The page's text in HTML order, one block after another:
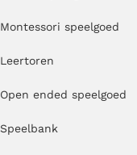
Montessori speelgoed
Leertoren
Open ended speelgoed
Speelbank